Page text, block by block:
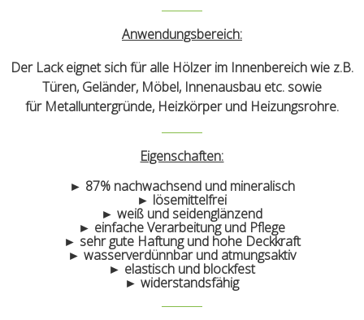
Anwendungsbereich:
Der Lack eignet sich für alle Hölzer im Innenbereich wie z.B.
Türen, Geländer, Möbel, Innenausbau etc. sowie
für Metalluntergründe, Heizkörper und Heizungsrohre.
Eigenschaften:
► 87% nachwachsend und mineralisch
► lösemittelfrei
► weiß und seidenglänzend
► einfache Verarbeitung und Pflege
► sehr gute Haftung und hohe Deckkraft
► wasserverdünnbar und atmungsaktiv
► elastisch und blockfest
► widerstandsfähig